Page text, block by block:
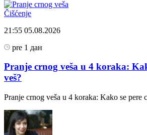
Čišćenje
21:55 05.08.2026
pre 1 дан
Pranje crnog veša u 4 koraka:
veš?
Pranje crnog veša u 4 koraka: Kako se pere